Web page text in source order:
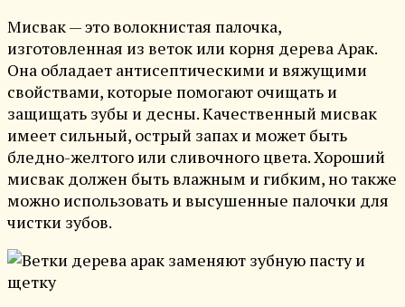
Мисвак — это волокнистая палочка,
изготовленная из веток или корня дерева Арак.
Она обладает антисептическими и вяжущими
свойствами, которые помогают очищать и
защищать зубы и десны. Качественный мисвак
имеет сильный, острый запах и может быть
бледно-желтого или сливочного цвета. Хороший
мисвак должен быть влажным и гибким, но также
можно использовать и высушенные палочки для
чистки зубов.